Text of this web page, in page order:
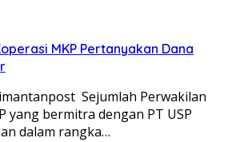
MKP Pertanyakan Dana
Sejumlah Perwakilan
yang bermitra dengan PT USP
dalam rangka…